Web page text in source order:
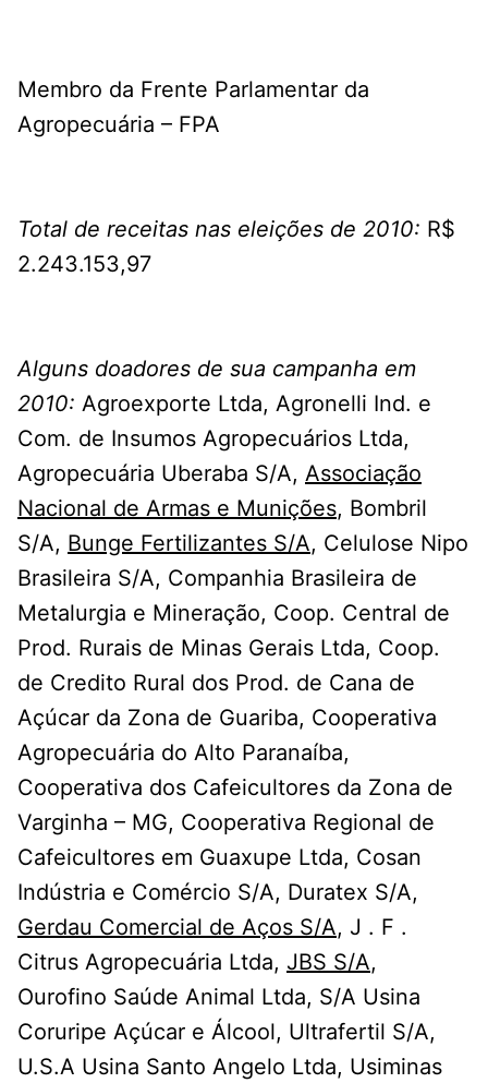
Membro da Frente Parlamentar da
Agropecuária – FPA
Total de receitas nas eleições de 2010: R$
2.243.153,97
Alguns doadores de sua campanha em
2010: Agroexporte Ltda, Agronelli Ind. e
Com. de Insumos Agropecuários Ltda,
Agropecuária Uberaba S/A, Associação
Nacional de Armas e Munições, Bombril
S/A, Bunge Fertilizantes S/A, Celulose Nipo
Brasileira S/A, Companhia Brasileira de
Metalurgia e Mineração, Coop. Central de
Prod. Rurais de Minas Gerais Ltda, Coop.
de Credito Rural dos Prod. de Cana de
Açúcar da Zona de Guariba, Cooperativa
Agropecuária do Alto Paranaíba,
Cooperativa dos Cafeicultores da Zona de
Varginha – MG, Cooperativa Regional de
Cafeicultores em Guaxupe Ltda, Cosan
Indústria e Comércio S/A, Duratex S/A,
Gerdau Comercial de Aços S/A, J . F .
Citrus Agropecuária Ltda, JBS S/A,
Ourofino Saúde Animal Ltda, S/A Usina
Coruripe Açúcar e Álcool, Ultrafertil S/A,
U.S.A Usina Santo Angelo Ltda, Usiminas